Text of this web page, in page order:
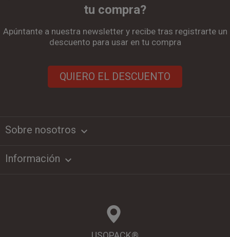
tu compra?
Apúntante a nuestra newsletter y recibe tras registrarte un
descuento para usar en tu compra
QUIERO EL DESCUENTO
Sobre nosotros keyboard_arrow_down
Información 